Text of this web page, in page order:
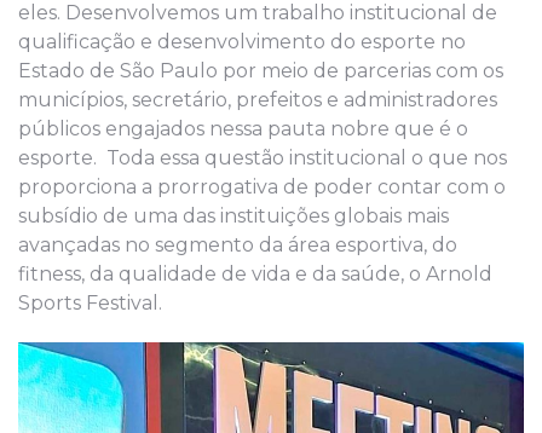
eles. Desenvolvemos um trabalho institucional de
qualificação e desenvolvimento do esporte no
Estado de São Paulo por meio de parcerias com os
municípios, secretário, prefeitos e administradores
públicos engajados nessa pauta nobre que é o
esporte. Toda essa questão institucional o que nos
proporciona a prorrogativa de poder contar com o
subsídio de uma das instituições globais mais
avançadas no segmento da área esportiva, do
fitness, da qualidade de vida e da saúde, o Arnold
Sports Festival.